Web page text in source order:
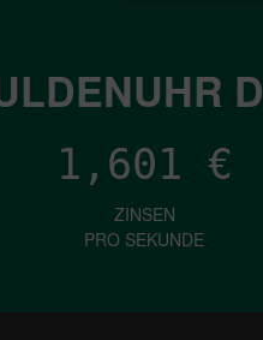
1,601 €
ZINSEN
PRO SEKUNDE